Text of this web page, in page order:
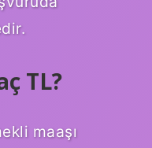
TL?
maaşı